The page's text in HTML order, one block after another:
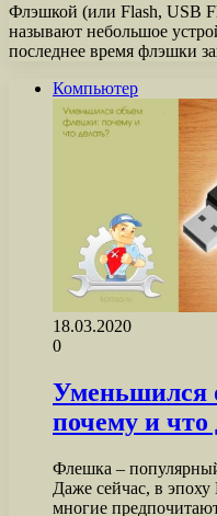
Флэшкой (или Flash, USB
называют небольшое
последнее время флэшки
Компьютер
18.03.2020
0
Уменьшился
почему и что
Флешка –
Даже сейчас, в
многие